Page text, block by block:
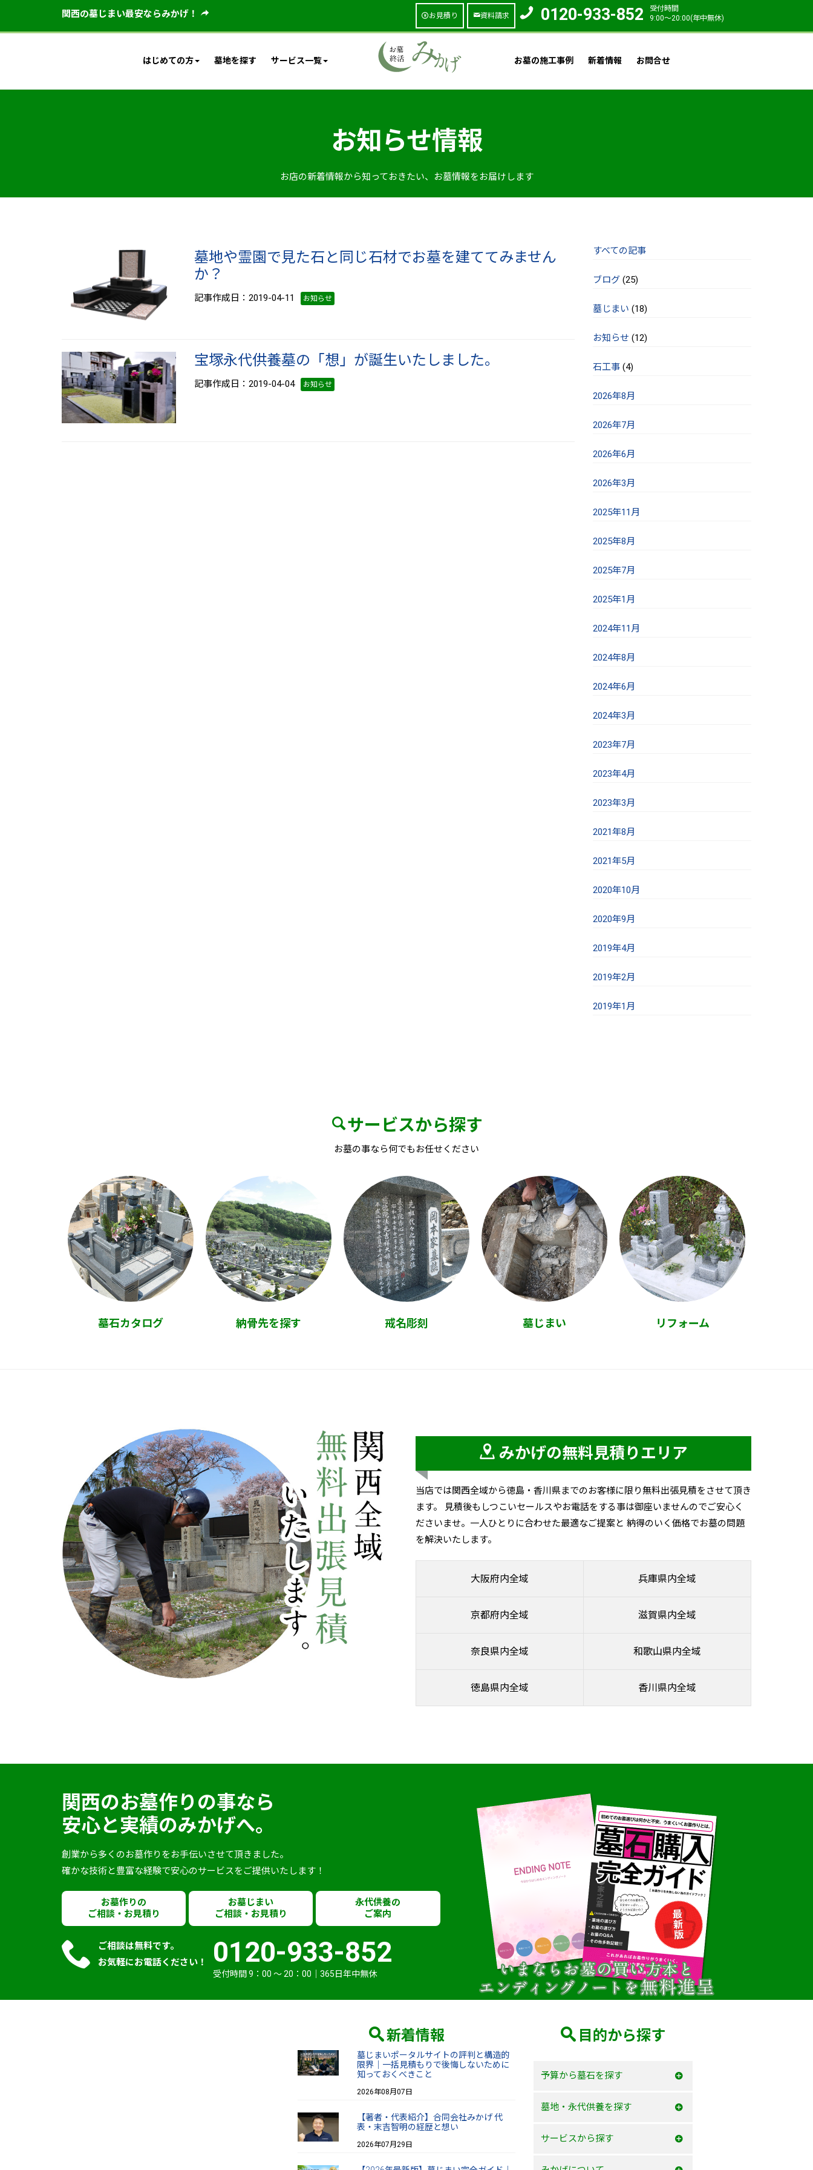
関西の墓じまい最安ならみかげ！ お見積り 資料請求 0120-933-852
受付時間
9:00〜20:00(年中無休)
はじめての方 墓地を探す サービス一覧 お墓の施工事例 新着情報 お問合せ
お知らせ情報
お店の新着情報から知っておきたい、お墓情報をお届けします
墓地や霊園で見た石と同じ石材でお墓を建ててみません
か？
記事作成日：2019-04-11 お知らせ
宝塚永代供養墓の「想」が誕生いたしました。
記事作成日：2019-04-04 お知らせ
すべての記事
ブログ(25)
墓じまい (18)
お知らせ (12)
石工事(4)
2026年8月
2026年7月
2026年6月
2026年3月
2025年11月
2025年8月
2025年7月
2025年1月
2024年11月
2024年8月
2024年6月
2024年3月
2023年7月
2023年4月
2023年3月
2021年8月
2021年5月
2020年10月
2020年9月
2019年4月
2019年2月
2019年1月
サービスから探す
お墓の事なら何でもお任せください
墓石カタログ 納骨先を探す 戒名彫刻 墓じまい リフォーム
みかげの無料見積りエリア
当店では関西全域から徳島・香川県までのお客様に限り無料出張見積をさせて頂き
ます。 見積後もしつこいセールスやお電話をする事は御座いませんのでご安心く
ださいませ。一人ひとりに合わせた最適なご提案と 納得のいく価格でお墓の問題
を解決いたします。
大阪府内全域 兵庫県内全域
京都府内全域 滋賀県内全域
奈良県内全域 和歌山県内全域
徳島県内全域 香川県内全域
関西のお墓作りの事なら
安心と実績のみかげへ。
創業から多くのお墓作りをお手伝いさせて頂きました。
確かな技術と豊富な経験で安心のサービスをご提供いたします！
お墓作りの
ご相談・お見積り
お墓じまい
ご相談・お見積り
永代供養の
ご案内
ご相談は無料です。
お気軽にお電話ください！
0120-933-852
受付時間 9：00 〜 20：00｜365日年中無休
新着情報
墓じまいポータルサイトの評判と構造的
限界｜一括見積もりで後悔しないために
知っておくべきこと
2026年08月07日
【著者・代表紹介】合同会社みかげ 代
表・末吉智明の経歴と想い
2026年07月29日
目的から探す
予算から墓石を探す
50万以内
100万以内
墓地・永代供養を探す
大阪府
サービスから探す